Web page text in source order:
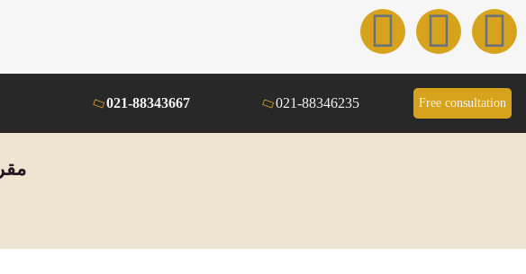
021-88343667 021-88346235 Free consultation